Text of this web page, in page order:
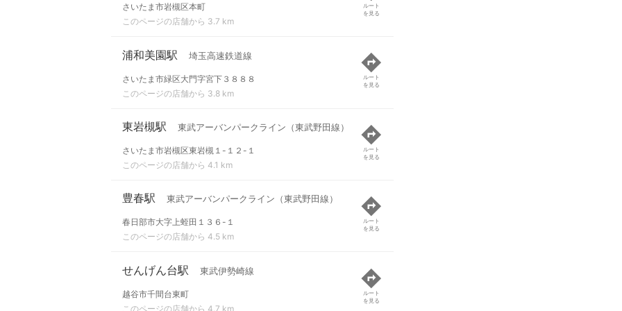
さいたま市岩槻区本町
このページの店舗から 3.7 km
ルート
を見る
浦和美園駅 埼玉高速鉄道線
さいたま市緑区大門字宮下３８８８
このページの店舗から 3.8 km
ルート
を見る
東岩槻駅 東武アーバンパークライン（東武野田線）
さいたま市岩槻区東岩槻１-１２-１
このページの店舗から 4.1 km
ルート
を見る
豊春駅 東武アーバンパークライン（東武野田線）
春日部市大字上蛭田１３６-１
このページの店舗から 4.5 km
ルート
を見る
せんげん台駅 東武伊勢崎線
越谷市千間台東町
このページの店舗から 4.7 km
ルート
を見る